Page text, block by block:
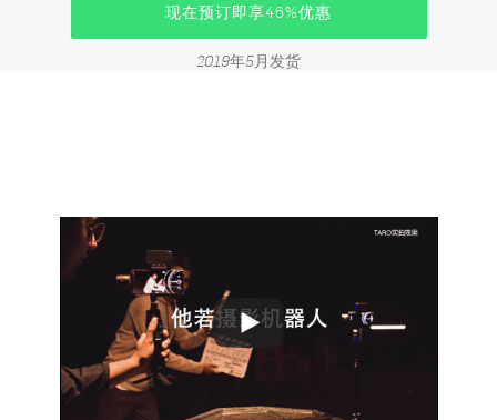
现在预订即享46%优惠
2019年5月发货
Play
Video